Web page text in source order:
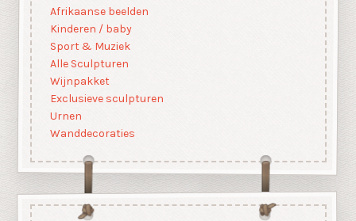
Afrikaanse beelden
Kinderen / baby
Sport & Muziek
Alle Sculpturen
Wijnpakket
Exclusieve sculpturen
Urnen
Wanddecoraties